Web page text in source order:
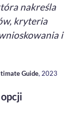
nakreśla
kryteria
i
Guide, 2023